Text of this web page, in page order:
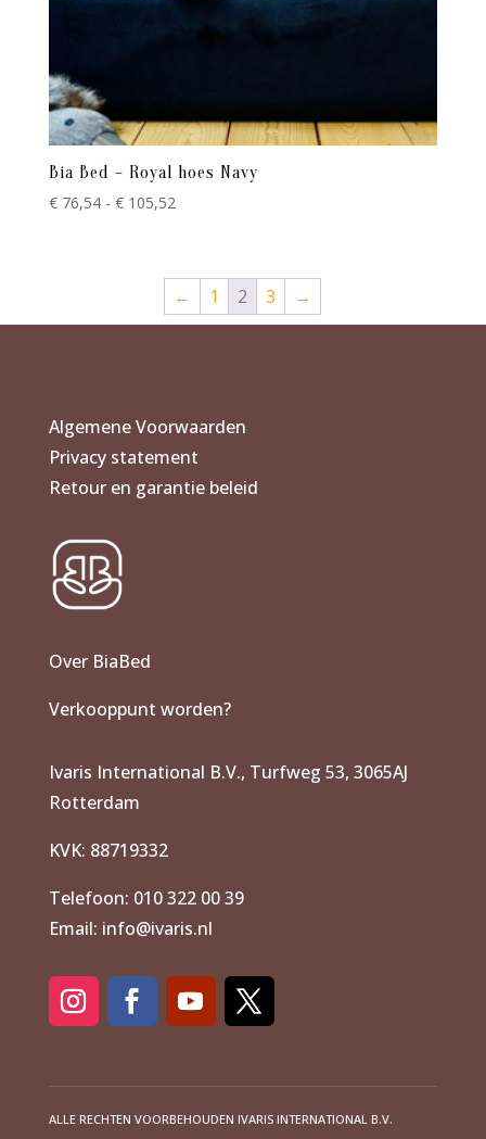
Bia Bed – Royal hoes Navy
€76,54 - €105,52Prijsklasse:
€ 105,52
← 1 2 3 →
Algemene Voorwaarden
Privacy statement
Retour en garantie beleid
Over BiaBed
Verkooppunt worden?
Ivaris International B.V., Turfweg 53, 3065AJ
Rotterdam
KVK: 88719332
Telefoon: 010 322 00 39
Email: info@ivaris.nl
ALLE RECHTEN VOORBEHOUDEN IVARIS INTERNATIONAL B.V.